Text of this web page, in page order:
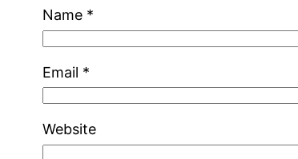
Name *
Email *
Website